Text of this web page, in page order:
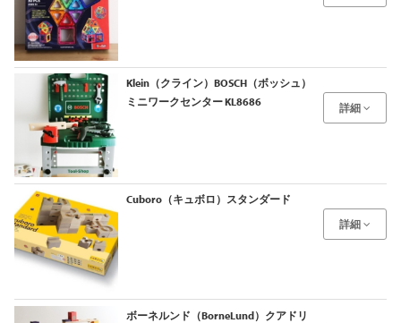
Klein（クライン）BOSCH（ボッシュ）
ミニワークセンター KL8686
詳細
Cuboro（キュボロ）スタンダード
詳細
ボーネルンド（BorneLund）クアドリ